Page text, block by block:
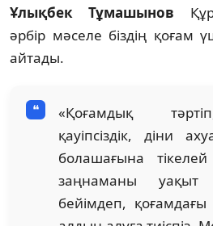
Ұлықбек Тұмашынов
әрбір мәселе біздің қоғам
айтады.
«Қоғамдық
қауіпсіздік, діни
болашағына
заңнаманы
бейімдеп, қоғамдағы